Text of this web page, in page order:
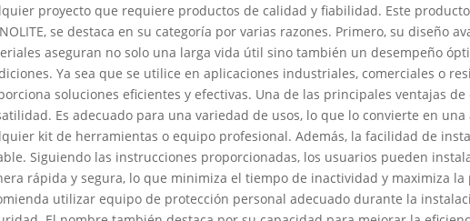
proyecto que requiere productos de calidad y fiabilidad. Este
se destaca en su categoría por varias razones. Primero, su diseño
aseguran no solo una larga vida útil sino también un desempeño
Ya sea que se utilice en aplicaciones industriales, comerciales o
soluciones eficientes y efectivas. Una de las principales ventajas
Es adecuado para una variedad de usos, lo que lo convierte en
kit de herramientas o equipo profesional. Además, la facilidad de
Siguiendo las instrucciones proporcionadas, los usuarios pueden
rápida y segura, lo que minimiza el tiempo de inactividad y maximiza la
utilizar equipo de protección personal adecuado durante la